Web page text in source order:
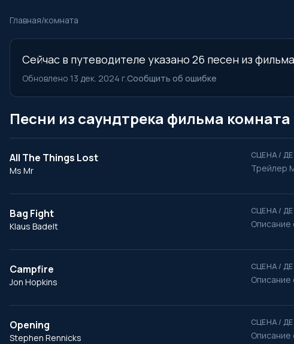
Главная/комната
Сейчас в путеводителе указано 26 песен из
Обновлено 13 дек. 2024 г.Сообщить об ошибке
Песни из саундтрека фильма комната
All The Things Lost
Ms Mr
СЦЕНА /
Трейлер
Bag Fight
Klaus Badelt
СЦЕНА /
Описание
Campfire
Jon Hopkins
СЦЕНА /
Описание
Opening
Stephen Rennicks
СЦЕНА /
Описание